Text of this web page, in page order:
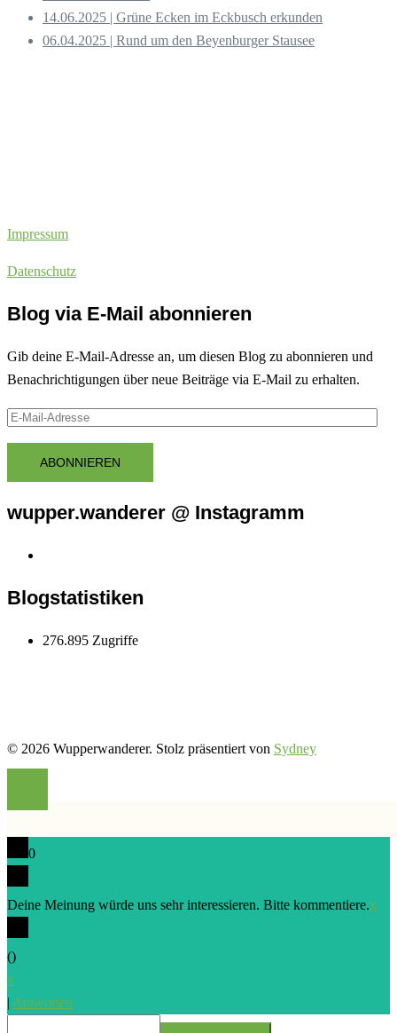
14.06.2025 | Grüne Ecken im Eckbusch erkunden
06.04.2025 | Rund um den Beyenburger Stausee
Impressum
Datenschutz
Blog via E-Mail abonnieren
Gib deine E-Mail-Adresse an, um diesen Blog zu abonnieren und
Benachrichtigungen über neue Beiträge via E-Mail zu erhalten.
E-
AdresseABONNIEREN
wupper.wanderer @ Instagramm
Blogstatistiken
276.895 Zugriffe
© 2026 Wupperwanderer. Stolz präsentiert von Sydney
0
Deine Meinung würde uns sehr interessieren. Bitte kommentiere.x
()
x
| Antworten